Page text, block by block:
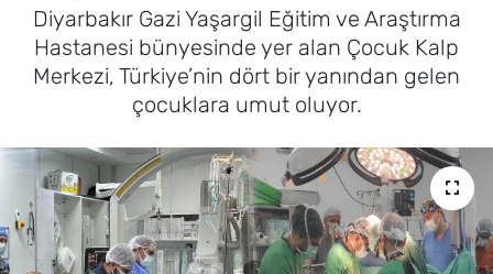
Diyarbakır Gazi Yaşargil Eğitim ve Araştırma
Hastanesi bünyesinde yer alan Çocuk Kalp
Merkezi, Türkiye’nin dört bir yanından gelen
çocuklara umut oluyor.